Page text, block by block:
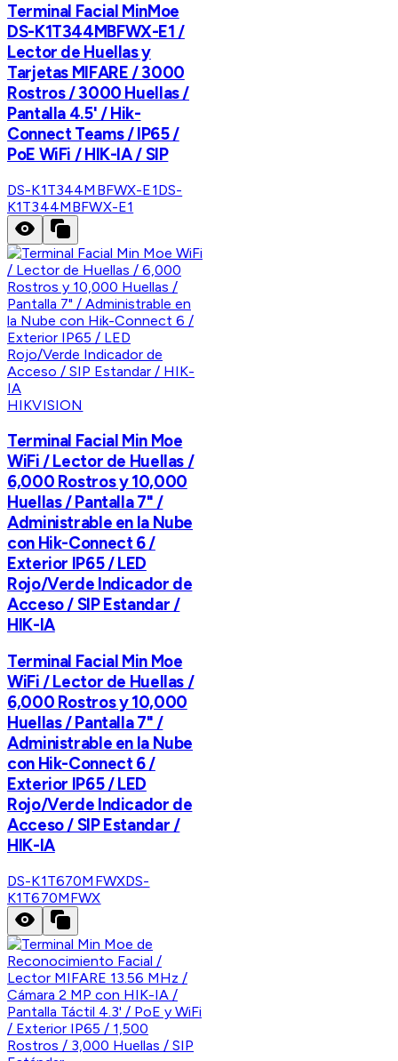
Terminal Facial MinMoe
DS-K1T344MBFWX-E1 /
Lector de Huellas y
Tarjetas MIFARE / 3000
Rostros / 3000 Huellas /
Pantalla 4.5' / Hik-
Connect Teams / IP65 /
PoE WiFi / HIK-IA / SIP
DS-K1T344MBFWX-E1DS-
K1T344MBFWX-E1
HIKVISION
Terminal Facial Min Moe
WiFi / Lector de Huellas /
6,000 Rostros y 10,000
Huellas / Pantalla 7" /
Administrable en la Nube
con Hik-Connect 6 /
Exterior IP65 / LED
Rojo/Verde Indicador de
Acceso / SIP Estandar /
HIK-IA
Terminal Facial Min Moe
WiFi / Lector de Huellas /
6,000 Rostros y 10,000
Huellas / Pantalla 7" /
Administrable en la Nube
con Hik-Connect 6 /
Exterior IP65 / LED
Rojo/Verde Indicador de
Acceso / SIP Estandar /
HIK-IA
DS-K1T670MFWXDS-
K1T670MFWX